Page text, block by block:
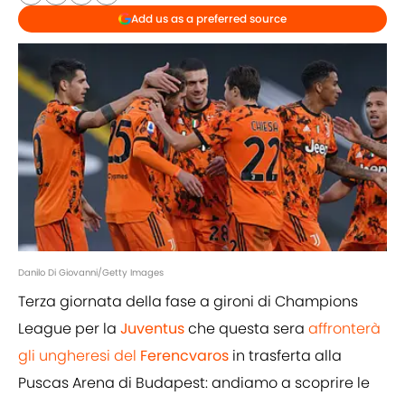
Add us as a preferred source
Danilo Di Giovanni/Getty Images
Terza giornata della fase a gironi di Champions
League per la Juventusche questa sera affronterà
gli ungheresi del Ferencvaros in trasferta alla
Puscas Arena di Budapest: andiamo a scoprire le